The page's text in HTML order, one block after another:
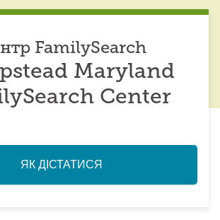
FamilySearch
Maryland
Center
ЯК ДІСТАТИСЯ